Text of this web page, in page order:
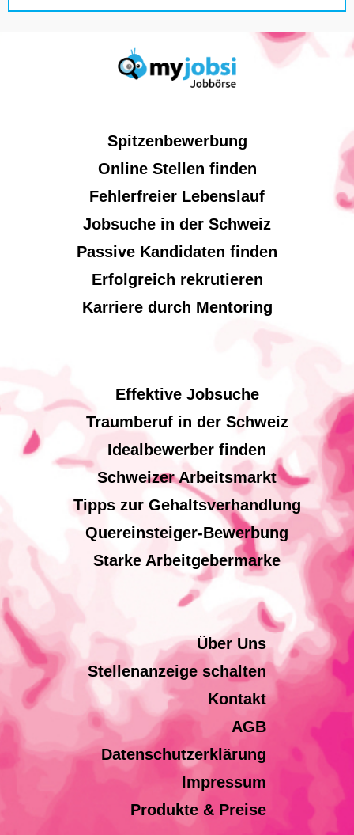
Spitzenbewerbung
Online Stellen finden
Fehlerfreier Lebenslauf
Jobsuche in der Schweiz
Passive Kandidaten finden
Erfolgreich rekrutieren
Karriere durch Mentoring
Effektive Jobsuche
Traumberuf in der Schweiz
Idealbewerber finden
Schweizer Arbeitsmarkt
Tipps zur Gehaltsverhandlung
Quereinsteiger-Bewerbung
Starke Arbeitgebermarke
Über Uns
Stellenanzeige schalten
Kontakt
AGB
Datenschutzerklärung
Impressum
Produkte & Preise